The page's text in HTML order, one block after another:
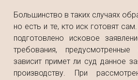
Большинство в таких случаях
но есть и те, кто иск готовят
подготовлено исковое
требования,
зависит примет ли суд данное
производству. При